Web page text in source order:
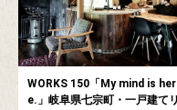
WORKS 150「My mind is her
e.」岐阜県七宗町・一戸建てリ